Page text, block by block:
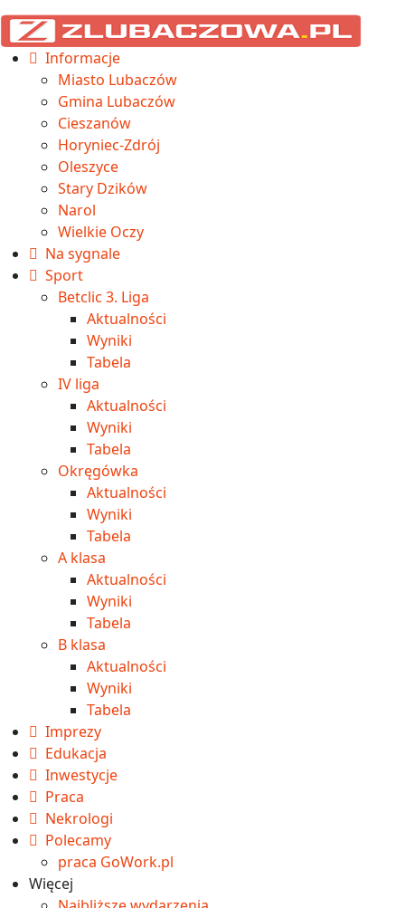
Informacje
Miasto Lubaczów
Gmina Lubaczów
Cieszanów
Horyniec-Zdrój
Oleszyce
Stary Dzików
Narol
Wielkie Oczy
Na sygnale
Sport
Betclic 3. Liga
Aktualności
Wyniki
Tabela
IV liga
Aktualności
Wyniki
Tabela
Okręgówka
Aktualności
Wyniki
Tabela
A klasa
Aktualności
Wyniki
Tabela
B klasa
Aktualności
Wyniki
Tabela
Imprezy
Edukacja
Inwestycje
Praca
Nekrologi
Polecamy
praca GoWork.pl
Więcej